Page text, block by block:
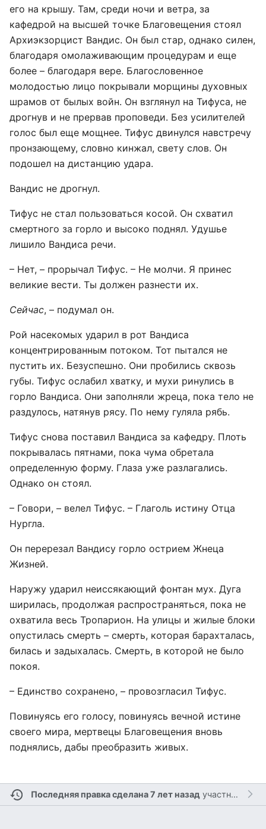
его на крышу. Там, среди ночи и ветра, за
кафедрой на высшей точке Благовещения стоял
Архиэкзорцист Вандис. Он был стар, однако силен,
благодаря омолаживающим процедурам и еще
более – благодаря вере. Благословенное
молодостью лицо покрывали морщины духовных
шрамов от былых войн. Он взглянул на Тифуса, не
дрогнув и не прервав проповеди. Без усилителей
голос был еще мощнее. Тифус двинулся навстречу
пронзающему, словно кинжал, свету слов. Он
подошел на дистанцию удара.
Вандис не дрогнул.
Тифус не стал пользоваться косой. Он схватил
смертного за горло и высоко поднял. Удушье
лишило Вандиса речи.
– Нет, – прорычал Тифус. – Не молчи. Я принес
великие вести. Ты должен разнести их.
Сейчас, – подумал он.
Рой насекомых ударил в рот Вандиса
концентрированным потоком. Тот пытался не
пустить их. Безуспешно. Они пробились сквозь
губы. Тифус ослабил хватку, и мухи ринулись в
горло Вандиса. Они заполняли жреца, пока тело не
раздулось, натянув рясу. По нему гуляла рябь.
Тифус снова поставил Вандиса за кафедру. Плоть
покрывалась пятнами, пока чума обретала
определенную форму. Глаза уже разлагались.
Однако он стоял.
– Говори, – велел Тифус. – Глаголь истину Отца
Нургла.
Он перерезал Вандису горло острием Жнеца
Жизней.
Наружу ударил неиссякающий фонтан мух. Дуга
ширилась, продолжая распространяться, пока не
охватила весь Тропарион. На улицы и жилые блоки
опустилась смерть – смерть, которая барахталась,
билась и задыхалась. Смерть, в которой не было
покоя.
– Единство сохранено, – провозгласил Тифус.
Повинуясь его голосу, повинуясь вечной истине
своего мира, мертвецы Благовещения вновь
поднялись, дабы преобразить живых.
Последняя правка сделана 7 лет назадучастником